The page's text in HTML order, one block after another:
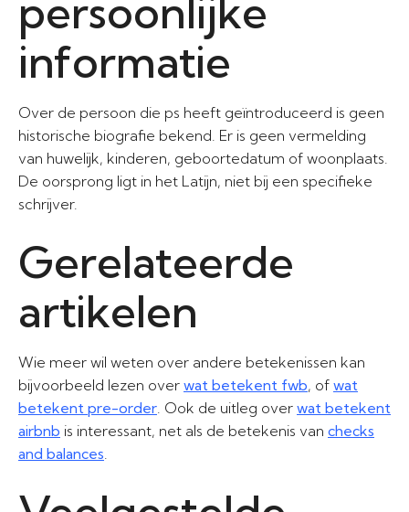
persoonlijke
informatie
Over de persoon die ps heeft geïntroduceerd is geen
historische biografie bekend. Er is geen vermelding
van huwelijk, kinderen, geboortedatum of woonplaats.
De oorsprong ligt in het Latijn, niet bij een specifieke
schrijver.
Gerelateerde
artikelen
Wie meer wil weten over andere betekenissen kan
bijvoorbeeld lezen over wat betekent fwb, of wat
betekent pre-order. Ook de uitleg over wat betekent
airbnb is interessant, net als de betekenis van checks
and balances.